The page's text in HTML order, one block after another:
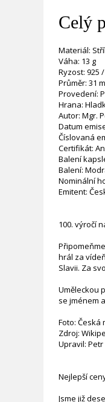
Celý
Materiál:
Váha: 13 g
Ryzost: 925
Průměr: 31
Provedení:
Hrana:
Autor: Mgr.
Datum
Číslovaná
Certifikát:
Balení
Balení:
Nominální
Emitent:
100. výročí
hrál za
Slavii. Za
Uměleckou
se jménem
Foto: Česká
Zdroj:
Upravil:
Nejlepší
Jsme již